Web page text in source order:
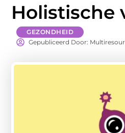
Holistische
GEZONDHEID
Gepubliceerd Door: